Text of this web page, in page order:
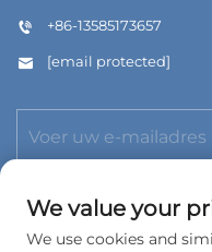
+86-13585173657
[email protected]
We value your
We use cookies and